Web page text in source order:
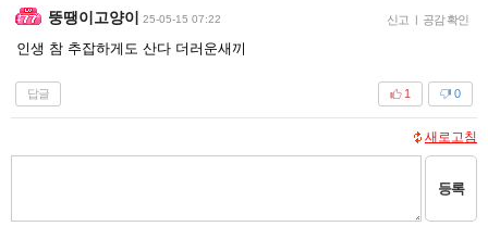
뚱땡이고양이 25-05-15 07:22 신고 | 공감 확인
인생 참 추잡하게도 산다 더러운새끼
답글 0
1
새로고침
등록